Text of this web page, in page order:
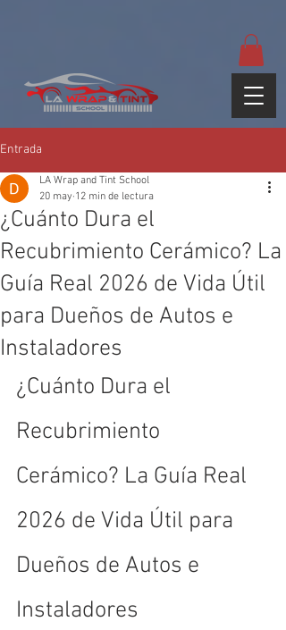
Entrada
¿Cuánto Dura el
Recubrimiento Cerámico? La
Guía Real 2026 de Vida Útil
para Dueños de Autos e
Instaladores
LA Wrap and Tint School
20 may 12 min de lectura
¿Cuánto Dura el
Recubrimiento
Cerámico? La Guía Real
2026 de Vida Útil para
Dueños de Autos e
Instaladores